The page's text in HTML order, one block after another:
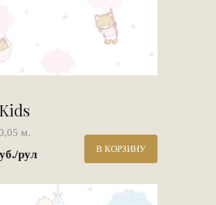
м.
рул В КОРЗИНУ